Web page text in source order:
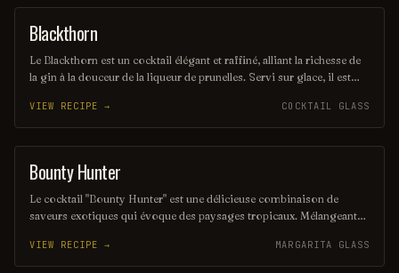
populaire pour ceux qui cherchent à s'amuser.
ORDINARY DRINK
Blackthorn
Le Blackthorn est un cocktail élégant et raffiné, alliant la richesse de
la gin à la douceur de la liqueur de prunelles. Servi sur glace, il est
équilibre parfaitement les saveurs. Ce mélange savoureux évoque
des notes fruitées et épicées, parfait pour les amateurs de cocktails
classiques.
VIEW RECIPE → COCKTAIL GLASS
COCKTAIL
Bounty Hunter
Le cocktail "Bounty Hunter" est une délicieuse combinaison de
saveurs exotiques qui évoque des paysages tropicaux. Mélangeant
expérience rafraîchissante et envoûtante, parfaite pour les amateurs
de cocktails d'été. Sa présentation colorée et son goût unique en
VIEW RECIPE → MARGARITA GLASS